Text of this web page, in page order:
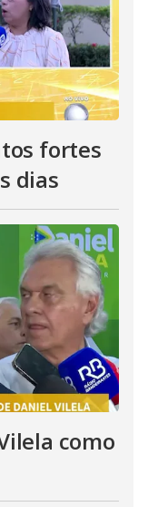
fortes
dias
como